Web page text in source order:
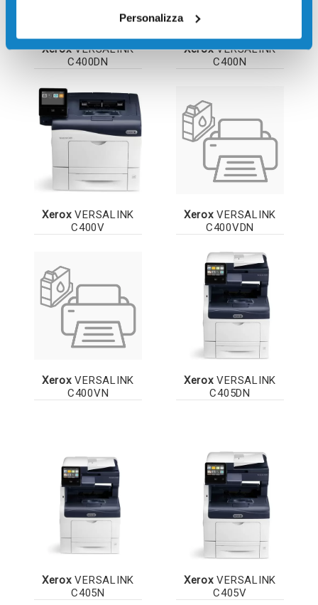
Personalizza
XeroxVERSALINK
C400DN
XeroxVERSALINK
C400N
XeroxVERSALINK
C400V
XeroxVERSALINK
C400VDN
XeroxVERSALINK
C400VN
XeroxVERSALINK
C405DN
XeroxVERSALINK
C405N
XeroxVERSALINK
C405V